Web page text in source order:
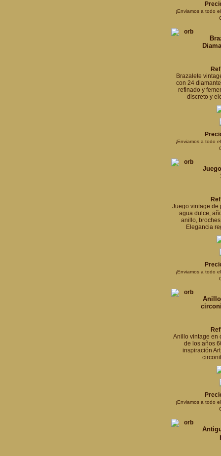
¡Enviamos a todo
Brazalete
con 24
refinado y
discreto y
¡Enviamos a todo
Juego vintage de
agua dulce,
anillo,
Elegancia
¡Enviamos a todo
Anillo vintage en
de los años
inspiración
¡Enviamos a todo